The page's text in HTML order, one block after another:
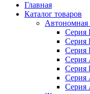
Главная
Каталог товаров
Автономная
Серия
Серия
Серия
Серия
Серия
Серия
Серия